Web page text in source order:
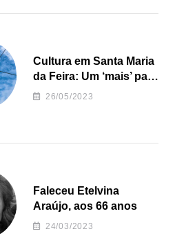
Cultura em Santa Maria
da Feira: Um ‘mais’ para
o Concelho
26/05/2023
Faleceu Etelvina
Araújo, aos 66 anos
24/03/2023